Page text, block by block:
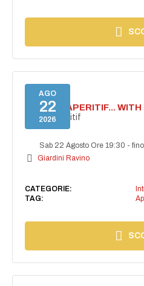
AGO
22
2026
SECRET APERITIF...
Secret aperitif
Sab 22 Agosto Ore 19:30 -
Giardini Ravino
CATEGORIE:
TAG: